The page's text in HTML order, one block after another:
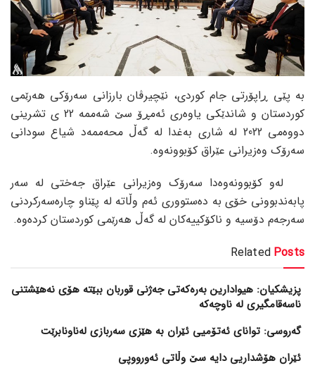
بە پێی ڕاپۆرتی جام کوردی، نێچیرڤان بارزانی سەرۆکی هەرێمی
کوردستان و شاندێکی یاوەری ئەمڕۆ سێ شەممە 22 ی تشرینی
دووەمی 2022 لە شاری بەغدا لە گەڵ محەممەد شیاع سودانی
سەرۆک وەزیرانی عێراق کۆبوونەوە.
لەو کۆبوونەوەدا سەرۆک وەزیرانی عێراق جەختی لە سەر
پابەندبوونی خۆی بە دەستووری ئەم وڵاتە لە پێناو چارەسەرکردنی
سەرجەم دۆسیە و ناکۆکییەکان لە گەڵ هەرێمی کوردستان کردەوە.
Related Posts
پزیشکیان: هیوادارین بەرەکەتی جەژنی قوربان ببێتە هۆی نەهێشتنی
ناسەقامگیری لە ناوچەکە
گەروسی: توانای ئەتۆمیی ئێران بە هێزی سەربازی لەناونابرێت
ئێران هۆشداریی دایە سێ وڵاتی ئەورووپی